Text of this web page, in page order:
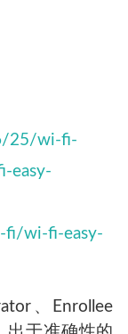
，想办法骗
25/wi-fi-
easy-